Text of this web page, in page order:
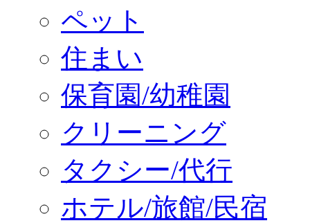
ペット
住まい
保育園/幼稚園
クリーニング
タクシー/代行
ホテル/旅館/民宿